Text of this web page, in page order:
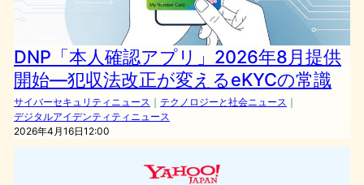
DNP「本人確認アプリ」2026年8月提供
開始—犯収法改正が変えるeKYCの常識
サイバーセキュリティニュース ｜ テクノロジーと社会ニュース ｜
デジタルアイデンティティニュース
2026年4月16日12:00